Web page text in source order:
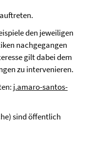
den jeweiligen
nachgegangen
gilt dabei dem
zu intervenieren.
j.amaro-santos-
sind öffentlich